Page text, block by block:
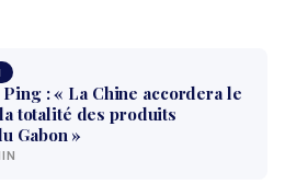
Ping : « La Chine accordera le
totalité des produits
Gabon »